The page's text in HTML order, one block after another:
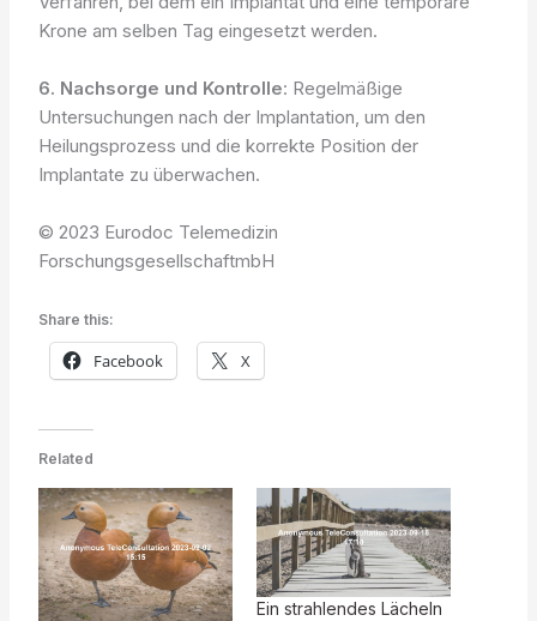
Krone am selben Tag eingesetzt werden.
6. Nachsorge und Kontrolle: Regelmäßige
Untersuchungen nach der Implantation, um den
Heilungsprozess und die korrekte Position der
Implantate zu überwachen.
© 2023 Eurodoc Telemedizin
ForschungsgesellschaftmbH
Share this:
Facebook X
Related
Ein strahlendes Lächeln